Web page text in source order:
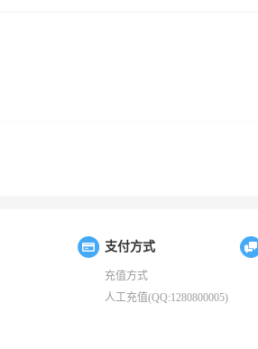
支付方式
充值方式
人工充值(QQ:1280800005)